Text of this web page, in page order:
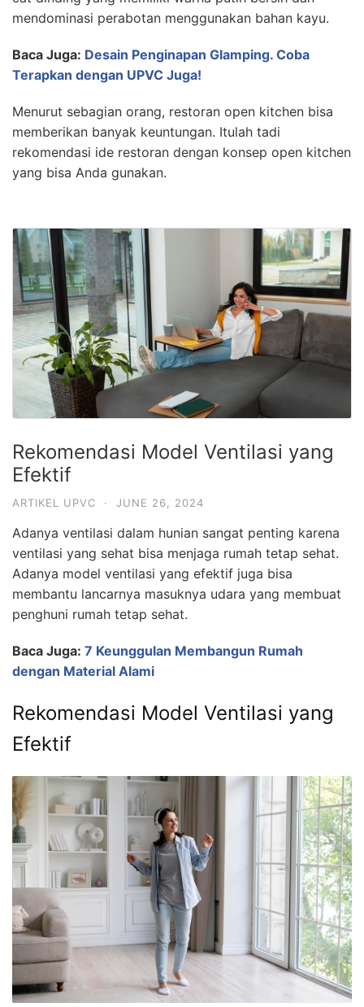
mendominasi perabotan menggunakan bahan kayu.
Baca Juga: Desain Penginapan Glamping. Coba
Terapkan dengan UPVC Juga!
Menurut sebagian orang, restoran open kitchen bisa
memberikan banyak keuntungan. Itulah tadi
rekomendasi ide restoran dengan konsep open kitchen
yang bisa Anda gunakan.
Rekomendasi Model Ventilasi yang
Efektif
ARTIKEL UPVC · JUNE 26, 2024
Adanya ventilasi dalam hunian sangat penting karena
ventilasi yang sehat bisa menjaga rumah tetap sehat.
Adanya model ventilasi yang efektif juga bisa
membantu lancarnya masuknya udara yang membuat
penghuni rumah tetap sehat.
Baca Juga: 7 Keunggulan Membangun Rumah
dengan Material Alami
Rekomendasi Model Ventilasi yang
Efektif